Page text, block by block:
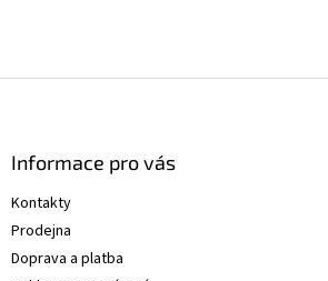
Informace pro vás
Kontakty
Prodejna
Doprava a platba